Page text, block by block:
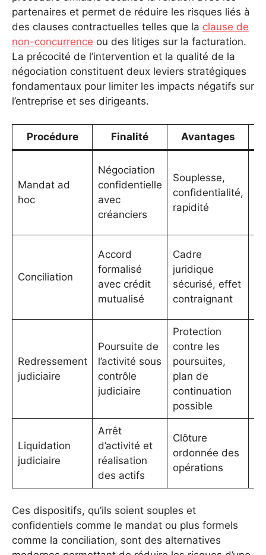
partenaires et permet de réduire les risques liés à
des clauses contractuelles telles que la clause de
non-concurrence ou des litiges sur la facturation.
La précocité de l’intervention et la qualité de la
négociation constituent deux leviers stratégiques
fondamentaux pour limiter les impacts négatifs sur
l’entreprise et ses dirigeants.
Procédure Finalité Avantages
Mandat ad
hoc
Négociation
confidentielle
avec
créanciers
Souplesse,
confidentialité,
rapidité
Conciliation
Accord
formalisé
avec crédit
mutualisé
Cadre
juridique
sécurisé, effet
contraignant
Redressement
judiciaire
Poursuite de
l’activité sous
contrôle
judiciaire
Protection
contre les
poursuites,
plan de
continuation
possible
Liquidation
judiciaire
Arrêt
d’activité et
réalisation
des actifs
Clôture
ordonnée des
opérations
Ces dispositifs, qu’ils soient souples et
confidentiels comme le mandat ou plus formels
comme la conciliation, sont des alternatives